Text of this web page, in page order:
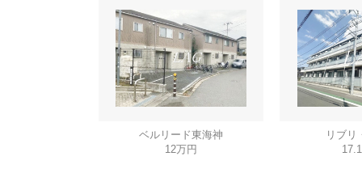
ベルリード東海神
12万円
リブリ